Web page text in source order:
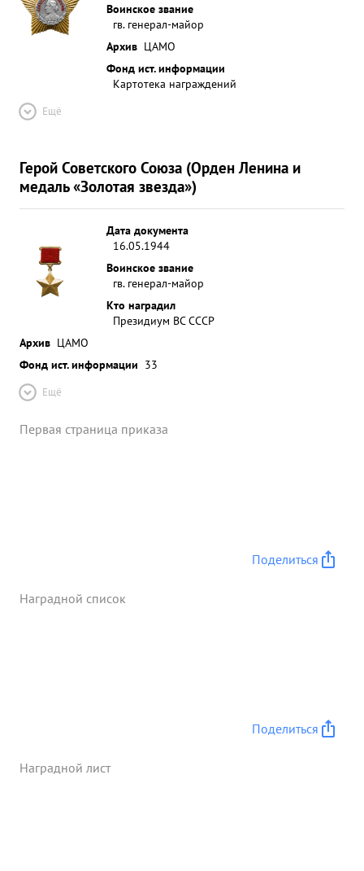
Воинское звание
гв. генерал-майор
Архив ЦАМО
Фонд ист. информации
Картотека награждений
Ещё
Герой Советского Союза (Орден Ленина и
медаль «Золотая звезда»)
Дата документа
16.05.1944
Воинское звание
гв. генерал-майор
Кто наградил
Президиум ВС СССР
Архив ЦАМО
Фонд ист. информации 33
Ещё
Первая страница приказа
Поделиться
Наградной список
Поделиться
Наградной лист